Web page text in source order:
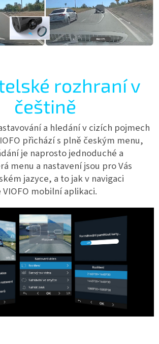
rozhraní v
češtině
a hledání v cizích pojmech
přichází s plně českým menu,
je naprosto jednoduché a
menu a nastavení jsou pro Vás
jazyce, a to jak v navigaci
mobilní aplikaci.